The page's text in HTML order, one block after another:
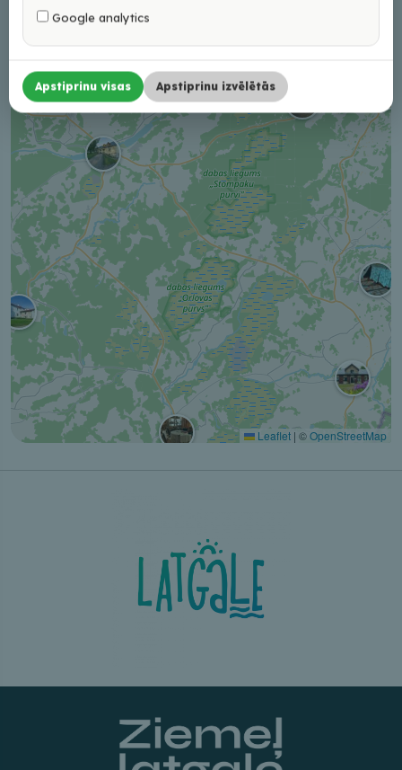
−
Leaflet | ©OpenStreetMap
Google analytics
Apstiprinu visas Apstiprinu izvēlētās